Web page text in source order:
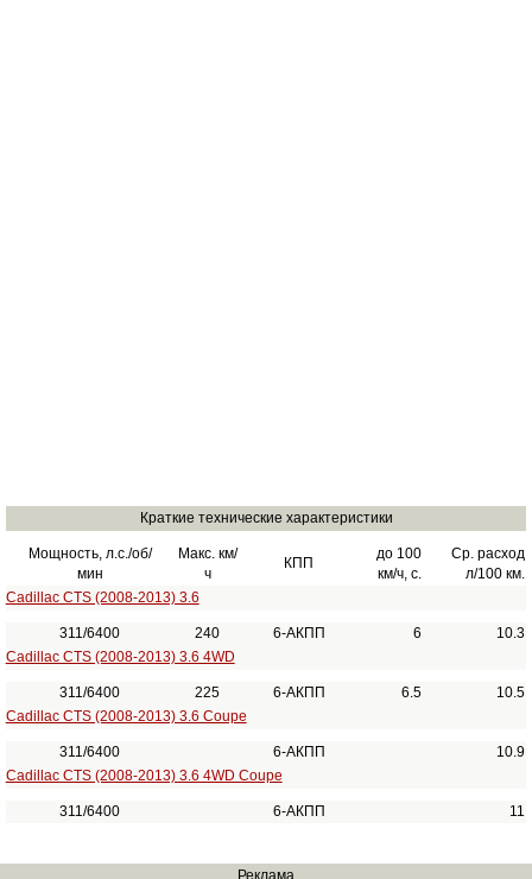
Краткие технические характеристики
Мощность, л.с./об/
мин
Макс. км/
ч
КПП
до 100
км/ч, с.
Ср. расход
л/100 км.
Cadillac CTS (2008-2013) 3.6
311/6400 240 6-АКПП 6
10.3
Cadillac CTS (2008-2013) 3.6 4WD
311/6400 225 6-АКПП 6.5
10.5
Cadillac CTS (2008-2013) 3.6 Coupe
311/6400 6-АКПП
10.9
Cadillac CTS (2008-2013) 3.6 4WD Coupe
311/6400 6-АКПП 11
Реклама